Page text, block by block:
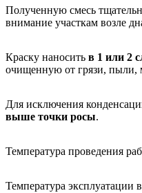
Полученную смесь
внимание участкам возле
Краску наносить в 1 или 2
очищенную от грязи, пыли,
Для исключения
выше точки росы.
Температура проведения
Температура эксплуатации